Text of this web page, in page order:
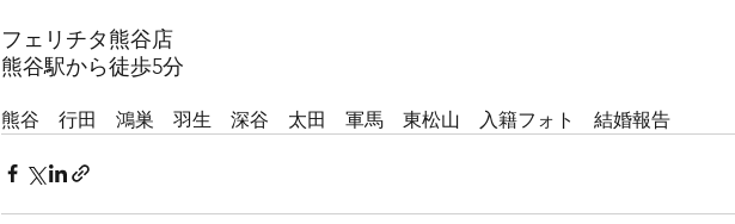
フェリチタ熊谷店
熊谷駅から徒歩5分
熊谷　行田　鴻巣　羽生　深谷　太田　軍馬　東松山　入籍フォト　結婚報告